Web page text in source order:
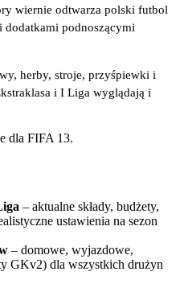
wiernie odtwarza polski futbol
podnoszącymi
herby, stroje, przyśpiewki i
i I Liga wyglądają i
dla FIFA 13.
– aktualne składy, budżety,
ustawienia na sezon
– domowe, wyjazdowe,
GKv2) dla wszystkich drużyn